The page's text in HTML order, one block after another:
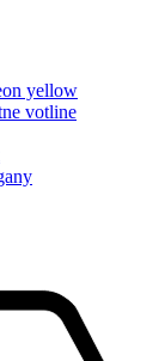
yellow
votline